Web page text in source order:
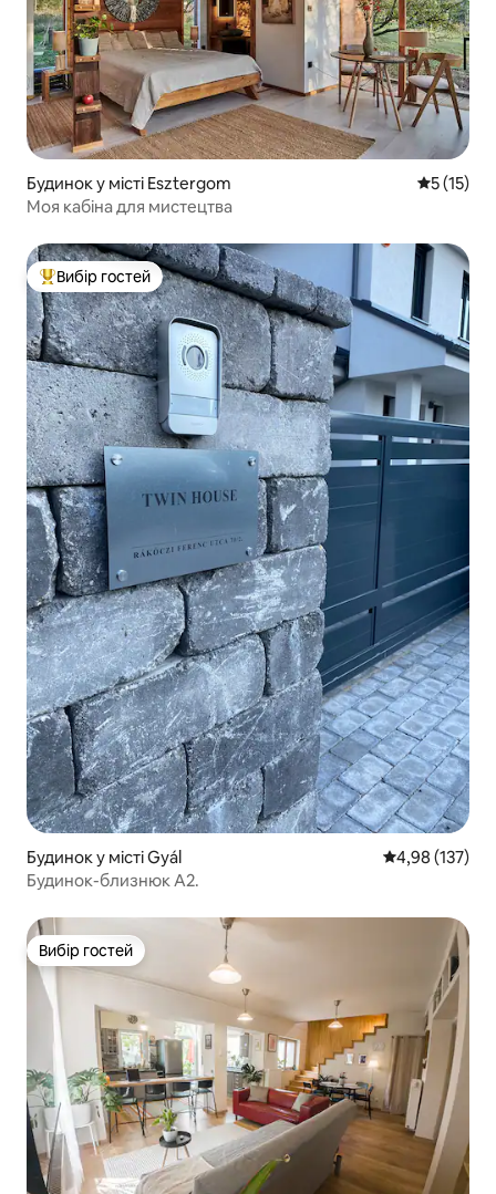
Будинок у місті Esztergom Середня
5 (15)
Моя кабіна для мистецтва
Топ вибір гостей
Вибір гостей
Будинок у місті Gyál Середня
4,98 (137)
Будинок-близнюк A2.
Вибір гостей
Вибір гостей